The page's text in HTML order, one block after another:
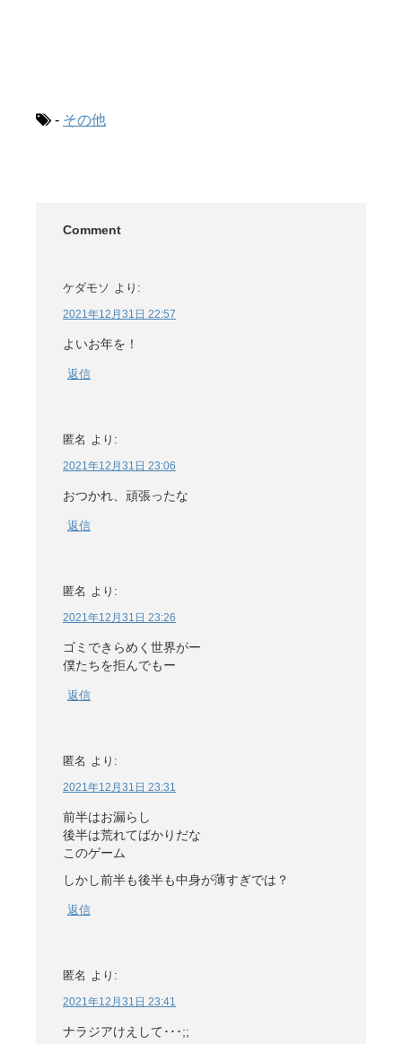
- その他
Comment
ケダモソ より:
2021年12月31日 22:57
よいお年を！
返信
匿名 より:
2021年12月31日 23:06
おつかれ、頑張ったな
返信
匿名 より:
2021年12月31日 23:26
ゴミできらめく世界がー
僕たちを拒んでもー
返信
匿名 より:
2021年12月31日 23:31
前半はお漏らし
後半は荒れてばかりだな
このゲーム
しかし前半も後半も中身が薄すぎでは？
返信
匿名 より:
2021年12月31日 23:41
ナラジアけえして･･･;;